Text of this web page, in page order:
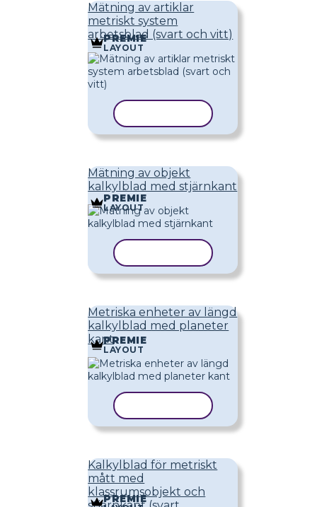
Mätning av artiklar
metriskt system
arbetsblad (svart och vitt)
PREMIE
LAYOUT
Mätning av objekt
kalkylblad med stjärnkant
PREMIE
LAYOUT
Metriska enheter av längd
kalkylblad med planeter
kantPREMIE
LAYOUT
Kalkylblad för metriskt
mått med
klassrumsobjekt och
PREMIE